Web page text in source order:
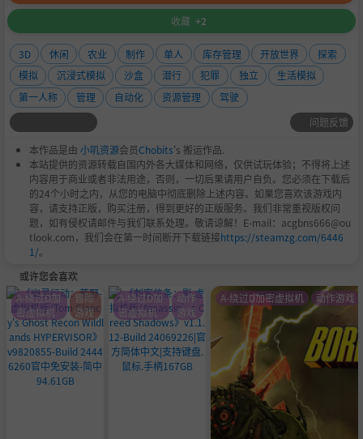
收藏 +2
3D 休闲 农业 制作 单人 库存管理 开放世界
探索
模拟
沉浸式模拟 沙盒 潜行 犯罪 独立
生活模拟
第一人称
管理 自动化 资源管理
驾驶
问题反馈
本作品是由 小叽资源会员Chobits's 搬运作品.
本站提供的资源转载自国内外各大媒体和网络，仅供试玩体验；不得将上述
内容用于商业或者非法用途，否则，一切后果请用户自负。您必须在下载后
的24个小时之内，从您的电脑中彻底删除上述内容。如果您喜欢该游戏内
容，请支持正版，购买注册，得到更好的正版服务。我们非常重视版权问
题，如有侵权请邮件与我们联系处理。敬请谅解！E-mail：acgbns666@ou
tlook.com，我们会在第一时间断开下载链接https://steamzg.com/6446
1/。
或许您会喜欢
A-绕过D加
密虚拟机
冒险
游戏
A-绕过D加
密虚拟机
动作
游戏
A-绕过D加密虚拟机 动作游戏